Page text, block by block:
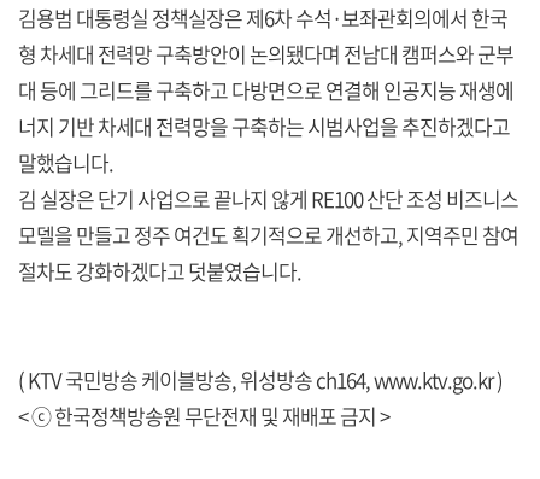
김용범 대통령실 정책실장은 제6차 수석·보좌관회의에서 한국
형 차세대 전력망 구축방안이 논의됐다며 전남대 캠퍼스와 군부
대 등에 그리드를 구축하고 다방면으로 연결해 인공지능 재생에
너지 기반 차세대 전력망을 구축하는 시범사업을 추진하겠다고
말했습니다.
김 실장은 단기 사업으로 끝나지 않게 RE100 산단 조성 비즈니스
모델을 만들고 정주 여건도 획기적으로 개선하고, 지역주민 참여
절차도 강화하겠다고 덧붙였습니다.
( KTV 국민방송 케이블방송, 위성방송 ch164,www.ktv.go.kr)
< ⓒ 한국정책방송원 무단전재 및 재배포 금지 >